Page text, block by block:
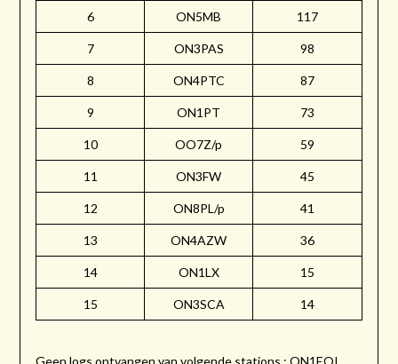
6 ON5MB 117
7 ON3PAS 98
8 ON4PTC 87
9 ON1PT 73
10 OO7Z/p 59
11 ON3FW 45
12 ON8PL/p 41
13 ON4AZW 36
14 ON1LX 15
15 ON3SCA 14
Geen logs ontvangen van volgende stations : ON1EOI ,